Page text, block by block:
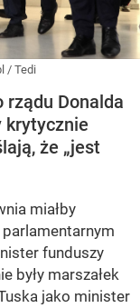
/ Tedi
rządu Donalda
krytycznie
że „jest
miałby
funduszy
były marszałek
jako minister